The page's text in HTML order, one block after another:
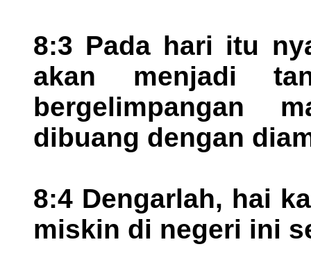
8:3 Pada hari itu
akan menjadi
bergelimpangan
dibuang dengan
8:4 Dengarlah, hai
miskin di negeri ini